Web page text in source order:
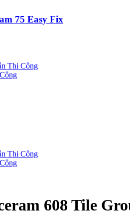
75 Easy Fix
Thi Công
Thi Công
608 Tile